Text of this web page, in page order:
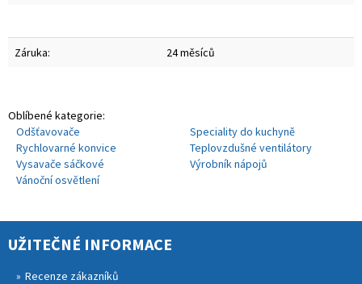
Záruka: 24 měsíců
Oblíbené kategorie:
Odšťavovače
Speciality do kuchyně
Rychlovarné konvice
Teplovzdušné ventilátory
Vysavače sáčkové
Výrobník nápojů
Vánoční osvětlení
UŽITEČNÉ INFORMACE
Recenze zákazníků